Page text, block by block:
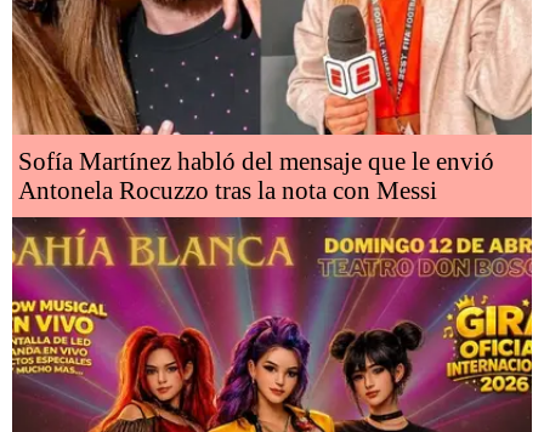
Sofía Martínez habló del mensaje que le envió
Antonela Rocuzzo tras la nota con Messi